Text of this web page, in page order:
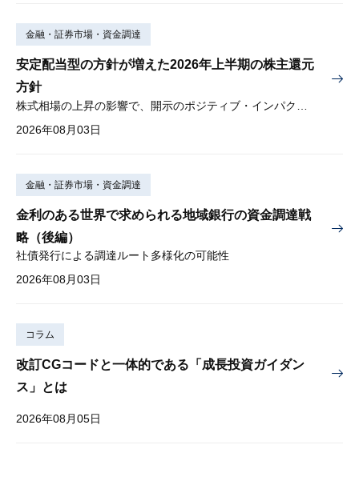
金融・証券市場・資金調達
安定配当型の方針が増えた2026年上半期の株主還元
方針
2026年08月03日
金融・証券市場・資金調達
金利のある世界で求められる地域銀行の資金調達戦
略（後編）
社債発行による調達ルート多様化の可能性
2026年08月03日
コラム
改訂CGコードと一体的である「成長投資ガイダン
ス」とは
2026年08月05日